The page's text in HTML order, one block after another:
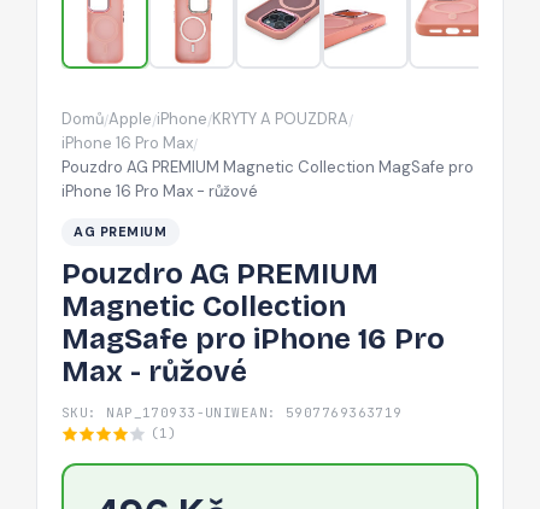
iPhone
16
Pro
růžové
Domů/Apple/iPhone/KRYTY A POUZDRA/
iPhone 16 Pro Max/
Pouzdro AG PREMIUM Magnetic Collection MagSafe pro
iPhone 16 Pro Max - růžové
AG PREMIUM
Pouzdro AG PREMIUM
Magnetic Collection
MagSafe pro iPhone 16 Pro
Max - růžové
SKU: NAP_170933-UNIWEAN: 5907769363719
(1)